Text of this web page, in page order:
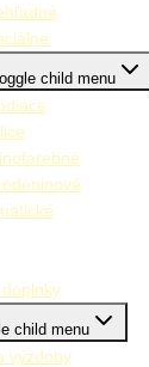
child menu
child menu
výzdoby